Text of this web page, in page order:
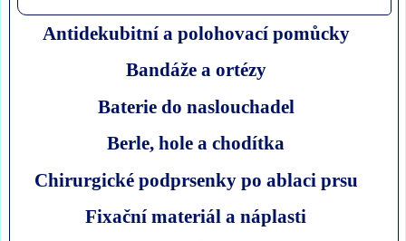
Antidekubitní a polohovací pomůcky
Bandáže a ortézy
Baterie do naslouchadel
Berle, hole a chodítka
Chirurgické podprsenky po ablaci prsu
Fixační materiál a náplasti